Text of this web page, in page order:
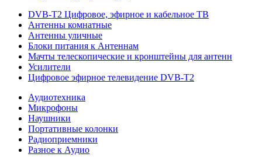
DVB-T2 Цифровое, эфирное и кабельное ТВ
Антенны комнатные
Антенны уличные
Блоки питания к Антеннам
Мачты телескопические и кронштейны для антенн
Усилители
Цифровое эфирное телевидение DVB-Т2
Аудиотехника
Микрофоны
Наушники
Портативные колонки
Радиоприемники
Разное к Аудио